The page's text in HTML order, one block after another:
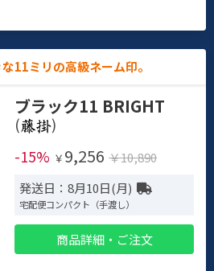
11ミリの高級ネーム印。
ブラック11 BRIGHT
(
)
-15% ￥ 9,256 ￥10,890
発送日：8月10日(月)
宅配便コンパクト（手渡し）
商品詳細・ご注文